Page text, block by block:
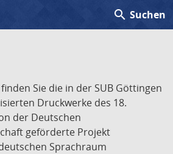
search Suchen
Sie die in der SUB Göttingen
Druckwerke des 18.
der Deutschen
geförderte Projekt
Sprachraum